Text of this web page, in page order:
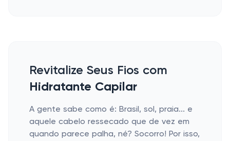
Revitalize Seus Fios com
Hidratante Capilar
A gente sabe como é: Brasil, sol, praia... e
aquele cabelo ressecado que de vez em
quando parece palha, né? Socorro! Por isso,